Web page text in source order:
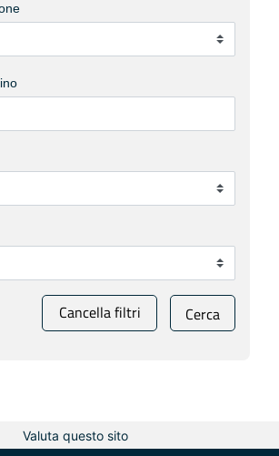
Cancella filtri Cerca
Valuta questo sito